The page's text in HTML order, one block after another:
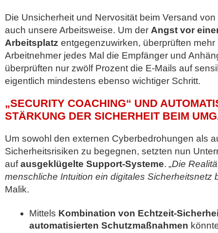
Die Unsicherheit und Nervosität beim Versand
auch unsere Arbeitsweise. Um der Angst vor
Arbeitsplatz entgegenzuwirken, überprüften
Arbeitnehmer jedes Mal die Empfänger und
überprüften nur zwölf Prozent die E-Mails auf
eigentlich mindestens ebenso wichtiger Schritt.
„SECURITY COACHING“ UND
STÄRKUNG DER SICHERHEIT BEIM
Um sowohl den externen Cyberbedrohungen als
Sicherheitsrisiken zu begegnen, setzten nun
aufausgeklügelte Support-Systeme. „Die
menschliche Intuition ein digitales Sicherheitsnetz
Malik.
Mittels Kombination von Echtzeit-
automatisierten Schutzmaßnahmen